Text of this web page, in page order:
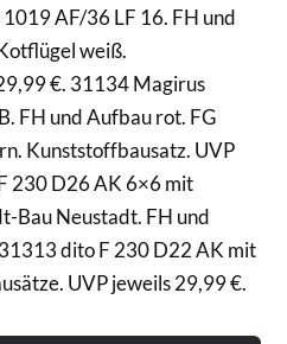
AF/36 LF 16. FH und
weiß.
€. 31134 Magirus
FH und Aufbau rot. FG
Kunststoffbausatz. UVP
230 D26 AK 6×6 mit
Bau Neustadt. FH und
dito F 230 D22 AK mit
UVP jeweils 29,99 €.